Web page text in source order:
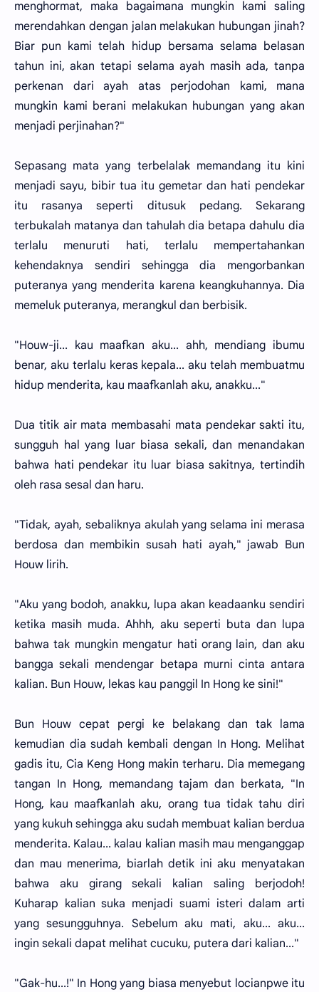
menghormat, maka bagaimana mungkin kami saling
merendahkan dengan jalan melakukan hubungan jinah?
Biar pun kami telah hidup bersama selama belasan
tahun ini, akan tetapi selama ayah masih ada, tanpa
perkenan dari ayah atas perjodohan kami, mana
mungkin kami berani melakukan hubungan yang akan
menjadi perjinahan?"
Sepasang mata yang terbelalak memandang itu kini
menjadi sayu, bibir tua itu gemetar dan hati pendekar
itu rasanya seperti ditusuk pedang. Sekarang
terbukalah matanya dan tahulah dia betapa dahulu dia
terlalu menuruti hati, terlalu mempertahankan
kehendaknya sendiri sehingga dia mengorbankan
puteranya yang menderita karena keangkuhannya. Dia
memeluk puteranya, merangkul dan berbisik.
"Houw-ji... kau maafkan aku... ahh, mendiang ibumu
benar, aku terlalu keras kepala... aku telah membuatmu
hidup menderita, kau maafkanlah aku, anakku..."
Dua titik air mata membasahi mata pendekar sakti itu,
sungguh hal yang luar biasa sekali, dan menandakan
bahwa hati pendekar itu luar biasa sakitnya, tertindih
oleh rasa sesal dan haru.
"Tidak, ayah, sebaliknya akulah yang selama ini merasa
berdosa dan membikin susah hati ayah," jawab Bun
Houw lirih.
"Aku yang bodoh, anakku, lupa akan keadaanku sendiri
ketika masih muda. Ahhh, aku seperti buta dan lupa
bahwa tak mungkin mengatur hati orang lain, dan aku
bangga sekali mendengar betapa murni cinta antara
kalian. Bun Houw, lekas kau panggil In Hong ke sini!"
Bun Houw cepat pergi ke belakang dan tak lama
kemudian dia sudah kembali dengan In Hong. Melihat
gadis itu, Cia Keng Hong makin terharu. Dia memegang
tangan In Hong, memandang tajam dan berkata, "In
Hong, kau maafkanlah aku, orang tua tidak tahu diri
yang kukuh sehingga aku sudah membuat kalian berdua
menderita. Kalau... kalau kalian masih mau menganggap
dan mau menerima, biarlah detik ini aku menyatakan
bahwa aku girang sekali kalian saling berjodoh!
Kuharap kalian suka menjadi suami isteri dalam arti
yang sesungguhnya. Sebelum aku mati, aku... aku...
ingin sekali dapat melihat cucuku, putera dari kalian..."
"Gak-hu...!" In Hong yang biasa menyebut locianpwe itu